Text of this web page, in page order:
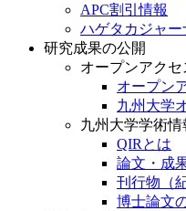
APC割引情報
ハゲタカジャー
研究成果の公開
オープンアクセ
オープン
九州大学
九州大学学術情
QIRとは
論文・成
刊行物（
博士論文